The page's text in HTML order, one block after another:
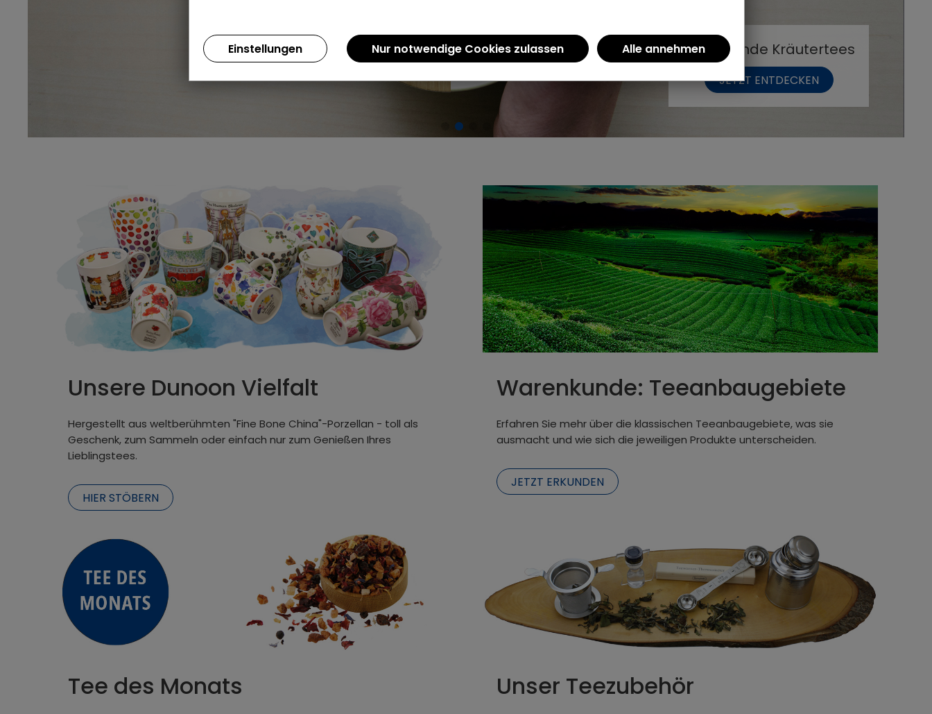
Die Welt von Matcha
JETZT ENTDECKEN
Unsere Dunoon Vielfalt
Hergestellt aus weltberühmten "Fine Bone China"-Porzellan - toll als
Geschenk, zum Sammeln oder einfach nur zum Genießen Ihres
Lieblingstees.
HIER STÖBERN
Warenkunde: Teeanbaugebiete
Erfahren Sie mehr über die klassischen Teeanbaugebiete, was sie
ausmacht und wie sich die jeweiligen Produkte unterscheiden.
JETZT ERKUNDEN
Tee des Monats Unser Teezubehör
Einstellungen